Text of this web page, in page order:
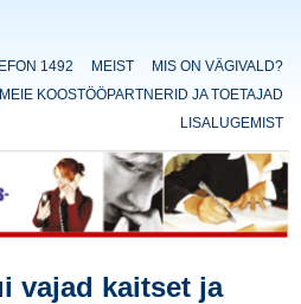
1492 MEIST
MIS ON VÄGIVALD?
MEIE KOOSTÖÖPARTNERID JA TOETAJAD
LISALUGEMIST
vajad kaitset ja